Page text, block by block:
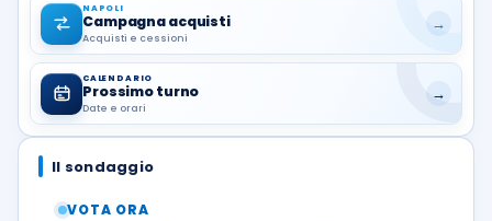
NAPOLI
Campagna acquisti
Acquisti e cessioni
→
CALENDARIO
Prossimo turno
Date e orari
→
Il sondaggio
VOTA ORA